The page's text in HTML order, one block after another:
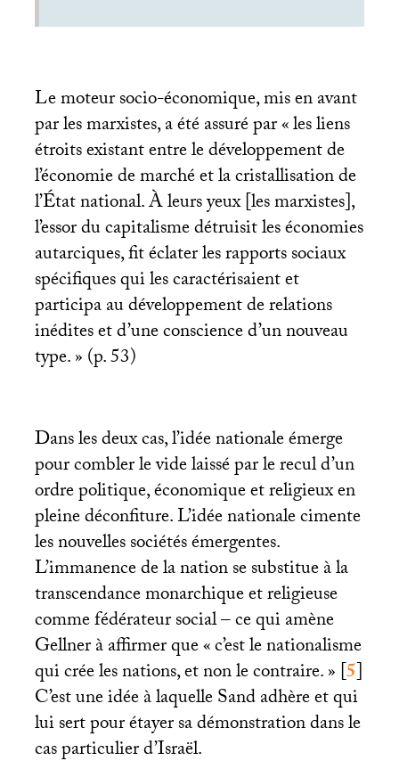
Le moteur socio-économique, mis en avant
par les marxistes, a été assuré par «les liens
étroits existant entre le développement de
l’économie de marché et la cristallisation de
l’État national. À leurs yeux [les marxistes],
l’essor du capitalisme détruisit les économies
autarciques, fit éclater les rapports sociaux
spécifiques qui les caractérisaient et
participa au développement de relations
inédites et d’une conscience d’un nouveau
type.» (p. 53)
Dans les deux cas, l’idée nationale émerge
pour combler le vide laissé par le recul d’un
ordre politique, économique et religieux en
pleine déconfiture. L’idée nationale cimente
les nouvelles sociétés émergentes.
L’immanence de la nation se substitue à la
transcendance monarchique et religieuse
comme fédérateur social – ce qui amène
Gellner à affirmer que «c’est le nationalisme
qui crée les nations, et non le contraire.»[5]
C’est une idée à laquelle Sand adhère et qui
lui sert pour étayer sa démonstration dans le
cas particulier d’Israël.